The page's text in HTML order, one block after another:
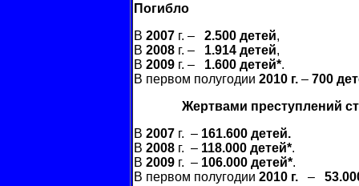
Погибло
В 2007г. – 2.500 детей,
В 2008г. – 1.914 детей,
В 2009г. – 1.600 детей*.
В первом полугодии 2010 г. – 700
Жертвами преступлений
В 2007г. – 161.600 детей.
В 2008г. – 118.000 детей*.
В 2009г. – 106.000 детей*.
В первом полугодии 2010 г. –